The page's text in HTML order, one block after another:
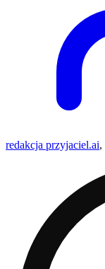
redakcja przyjaciel.ai,